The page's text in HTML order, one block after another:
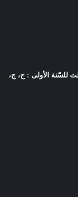
للسّنة الأولى : ح، ج،